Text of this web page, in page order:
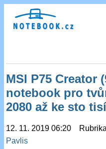
MSI P75 Creator
notebook pro
2080 až ke sto
12. 11. 2019 06:20
Pavlis